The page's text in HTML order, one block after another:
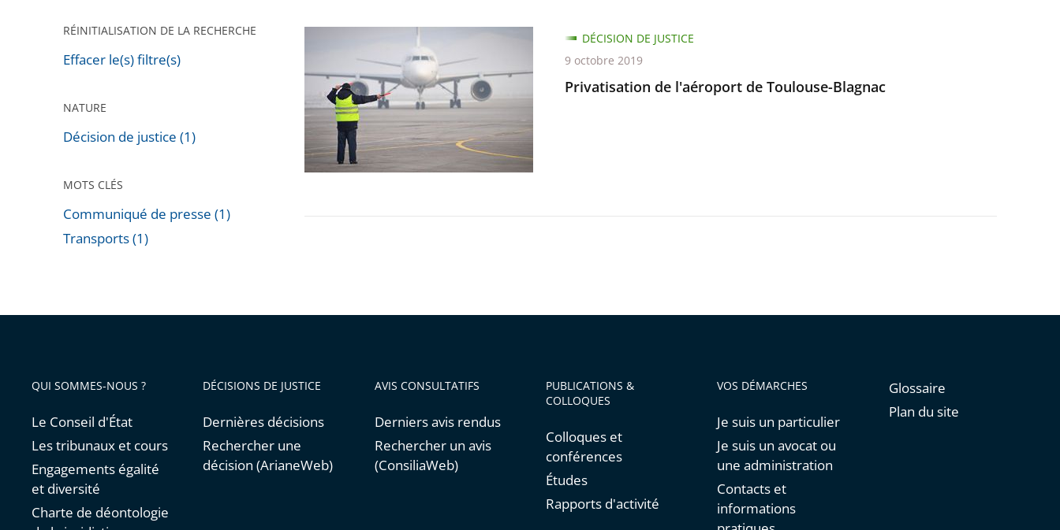
pour
après
RÉINITIALISATION DE LA RECHERCHE
Effacer le(s) filtre(s)
NATURE
Décision de justice (1)
MOTS CLÉS
Communiqué de presse (1)
Transports (1)
l'aéroport
de
Toulouse-
Blagnac
Privatisation de l'aéroport de Toulouse-Blagnac
DÉCISION DE JUSTICE
9 octobre 2019
QUI SOMMES-NOUS ?
Le Conseil d'État
Les tribunaux et cours
Engagements égalité
et diversité
Charte de déontologie
DÉCISIONS DE JUSTICE
Dernières décisions
Rechercher une
décision (ArianeWeb)
AVIS CONSULTATIFS
Derniers avis rendus
Rechercher un avis
(ConsiliaWeb)
PUBLICATIONS &
COLLOQUES
Colloques et
conférences
Études
Rapports d'activité
VOS DÉMARCHES
Je suis un particulier
Je suis un avocat ou
une administration
Contacts et
informations
Glossaire
Plan du site